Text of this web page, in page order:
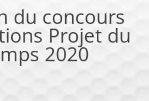
du concours
Projet du
2020